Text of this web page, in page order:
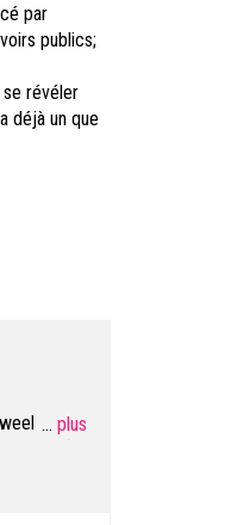
par
publics;
révéler
déjà un que
end ou
...